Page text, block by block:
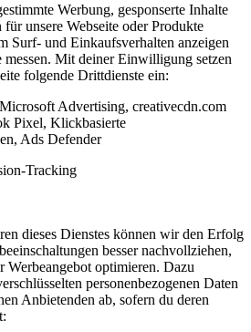
Werbung, gesponserte Inhalte
unsere Webseite oder Produkte
Surf- und Einkaufsverhalten anzeigen
messen. Mit deiner Einwilligung setzen
folgende Drittdienste ein:
Advertising, creativecdn.com
Pixel, Klickbasierte
Ads Defender
Tracking
dieses Dienstes können wir den Erfolg
besser nachvollziehen,
Werbeangebot optimieren. Dazu
personenbezogenen Daten
Anbietenden ab, sofern du deren